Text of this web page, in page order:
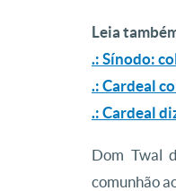
Leia
.: Sínodo:
.: Cardeal
.: Cardeal
Dom Twal
comunhão